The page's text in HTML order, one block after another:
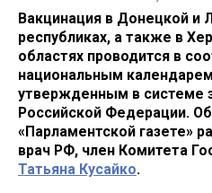
Вакцинация в Донецкой и
республиках, а также в
областях проводится в
национальным
утвержденным в системе
Российской Федерации.
«Парламентской газете»
врач РФ, член Комитета
Татьяна Кусайко.